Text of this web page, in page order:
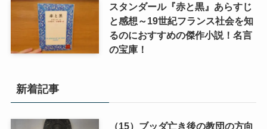
スタンダール『赤と黒』あらすじ
と感想～19世紀フランス社会を知
るのにおすすめの傑作小説！名言
の宝庫！
新着記事
（15）ブッダ亡き後の教団の方向